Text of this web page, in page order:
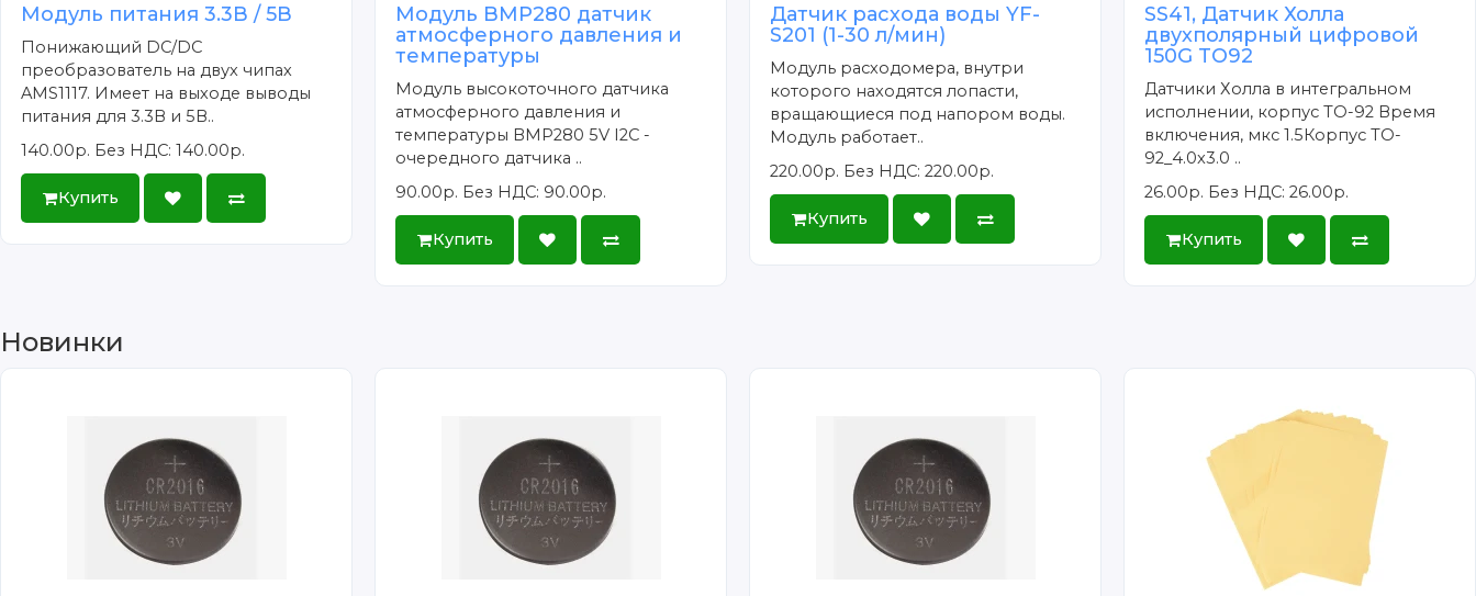
Модуль питания 3.3В / 5В
Понижающий DC/DC
преобразователь на двух чипах
AMS1117. Имеет на выходе выводы
питания для 3.3В и 5В..
140.00р. Без НДС: 140.00р.
Купить
Модуль BMP280 датчик
атмосферного давления и
температуры
Модуль высокоточного датчика
атмосферного давления и
температуры BMP280 5V I2C -
очередного датчика ..
90.00р. Без НДС: 90.00р.
Купить
Датчик расхода воды YF-
S201 (1-30 л/мин)
Модуль расходомера, внутри
которого находятся лопасти,
вращающиеся под напором воды.
Модуль работает..
220.00р. Без НДС: 220.00р.
Купить
SS41, Датчик Холла
двухполярный цифровой
150G TO92
Датчики Холла в интегральном
исполнении, корпус TO-92 Время
включения, мкс 1.5Корпус TO-
92_4.0x3.0 ..
26.00р. Без НДС: 26.00р.
Купить
Новинки